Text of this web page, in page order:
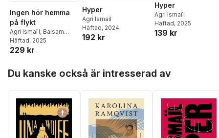
Ingen hör hemma
på flykt
Agri Ismaïl, Balsam
Karam, Alexandra
Pascalidou
Häftad, 2025
229 kr
Hyper
Agri Ismail
Häftad, 2024
192 kr
Hyper
Agri Ismaïl
Häftad, 2025
139 kr
Du kanske också är intresserad av